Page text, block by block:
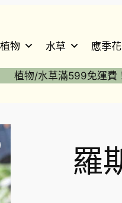
植物 水草 應季
植物/水草滿599免運費
羅